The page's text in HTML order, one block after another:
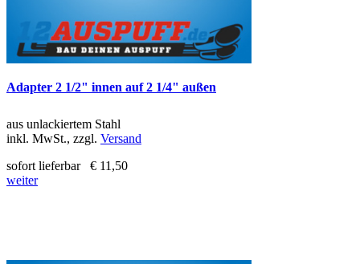
Adapter 2 1/2" innen auf 2 1/4" außen
aus unlackiertem Stahl
inkl. MwSt., zzgl. Versand
sofort lieferbar
€ 11,50
weiter